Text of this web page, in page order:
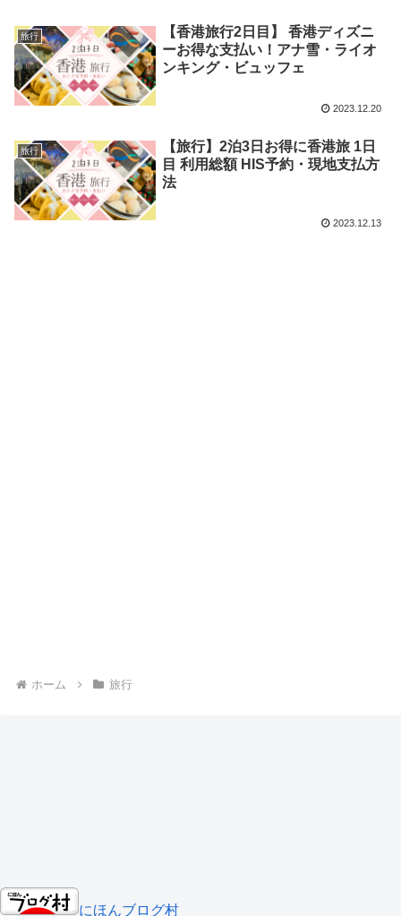
旅行
【香港旅行2日目】 香港ディズニ
ーお得な支払い！アナ雪・ライオ
ンキング・ビュッフェ
2023.12.20
旅行
【旅行】2泊3日お得に香港旅 1日
目 利用総額 HIS予約・現地支払方
法
2023.12.13
ホーム 旅行
にほんブログ村